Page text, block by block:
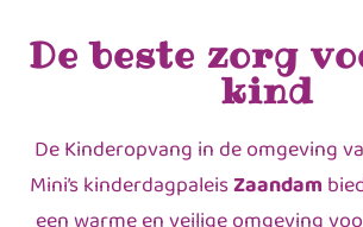
De beste zorg
kind
De Kinderopvang in de omgeving
Mini’s kinderdagpaleisZaandam